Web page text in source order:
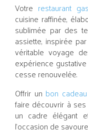
Votre restaurant
cuisine raffinée,
sublimée par des
assiette, inspirée
véritable voyage
expérience
cesse renouvelée.
Offrir un bon
faire découvrir à
un cadre élégant
l’occasion de